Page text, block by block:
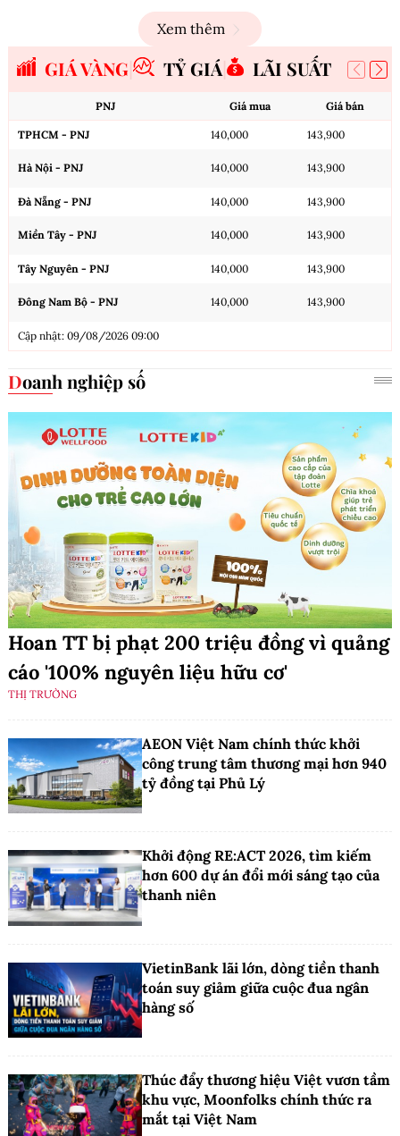
Xem thêm
GIÁ VÀNG TỶ GIÁ LÃI SUẤT
PNJ Giá mua Giá bán
TPHCM - PNJ 140,000 143,900
Hà Nội - PNJ 140,000 143,900
Đà Nẵng - PNJ 140,000 143,900
Miền Tây - PNJ 140,000 143,900
Tây Nguyên - PNJ 140,000 143,900
Đông Nam Bộ - PNJ 140,000 143,900
Cập nhật: 09/08/2026 09:00
Doanh nghiệp số
Hoan TT bị phạt 200 triệu đồng vì quảng
cáo '100% nguyên liệu hữu cơ'
THỊ TRƯỜNG
AEON Việt Nam chính thức khởi
công trung tâm thương mại hơn 940
tỷ đồng tại Phủ Lý
Khởi động RE:ACT 2026, tìm kiếm
hơn 600 dự án đổi mới sáng tạo của
thanh niên
VietinBank lãi lớn, dòng tiền thanh
toán suy giảm giữa cuộc đua ngân
hàng số
Thúc đẩy thương hiệu Việt vươn tầm
khu vực, Moonfolks chính thức ra
mắt tại Việt Nam